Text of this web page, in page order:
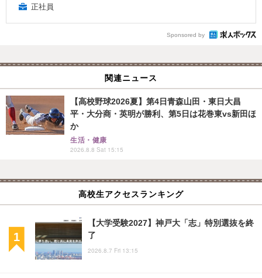
正社員
Sponsored by
関連ニュース
【高校野球2026夏】第4日青森山田・東日大昌
平・大分商・英明が勝利、第5日は花巻東vs新田ほ
か
生活・健康
2026.8.8 Sat 15:15
高校生アクセスランキング
【大学受験2027】神戸大「志」特別選抜を終
了
2026.8.7 Fri 13:15